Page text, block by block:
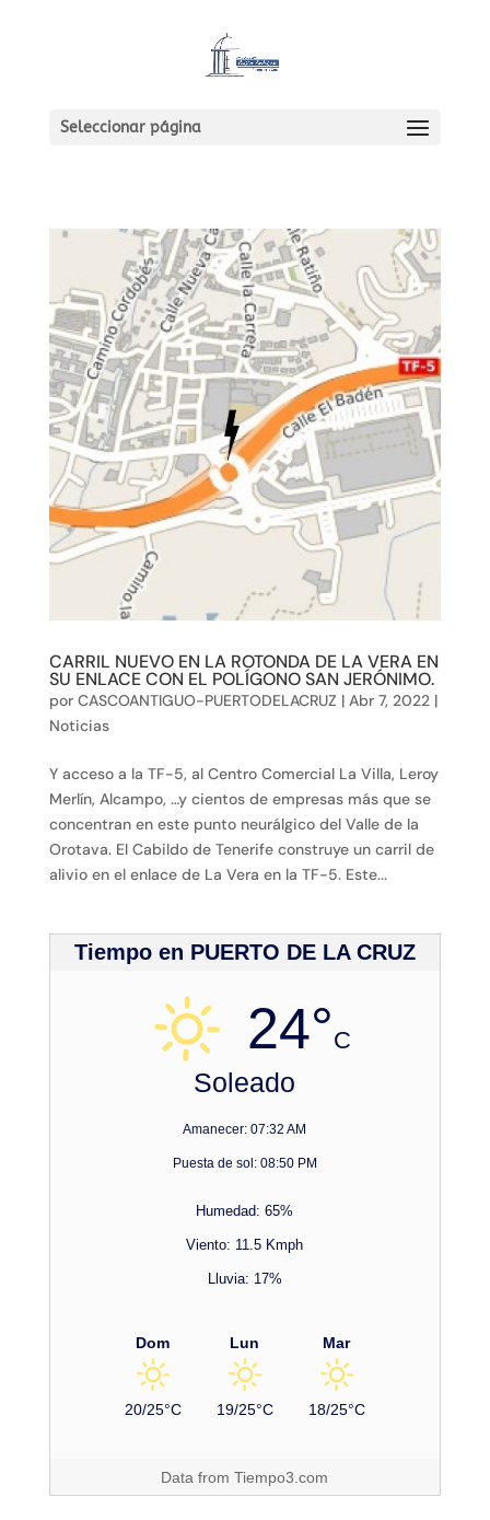
Seleccionar página
CARRIL NUEVO EN LA ROTONDA DE LA VERA EN
SU ENLACE CON EL POLÍGONO SAN JERÓNIMO.
por CASCOANTIGUO-PUERTODELACRUZ | Abr 7, 2022|
Noticias
Y acceso a la TF-5, al Centro Comercial La Villa, Leroy
Merlín, Alcampo, …y cientos de empresas más que se
concentran en este punto neurálgico del Valle de la
Orotava. El Cabildo de Tenerife construye un carril de
alivio en el enlace de La Vera en la TF-5. Este...
Tiempo en PUERTO DE LA CRUZ
24°C
Soleado
Amanecer: 07:32 AM
Puesta de sol: 08:50 PM
Humedad: 65%
Viento: 11.5 Kmph
Lluvia: 17%
Dom
20/25°C
Lun
19/25°C
Mar
18/25°C
Data fromTiempo3.com